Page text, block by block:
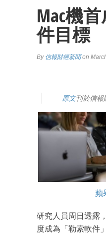
Mac機
件目標
By 信報財經新聞on
原文刊於信報
蘋
研究人員周日透露
度成為「勒索軟件